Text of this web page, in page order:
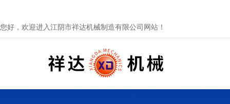
您好，欢迎进入江阴市祥达机械制造有限公司网站！